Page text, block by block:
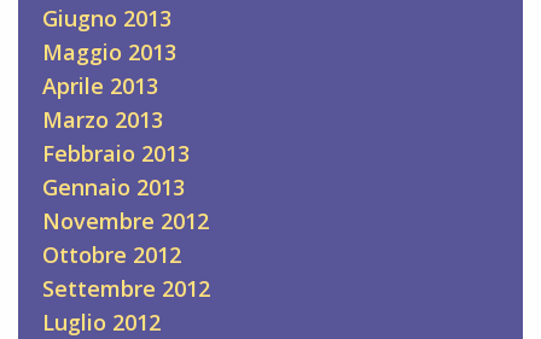
Giugno 2013
Maggio 2013
Aprile 2013
Marzo 2013
Febbraio 2013
Gennaio 2013
Novembre 2012
Ottobre 2012
Settembre 2012
Luglio 2012